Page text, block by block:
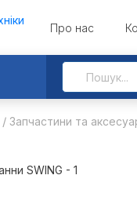
Про нас
Запчастини та